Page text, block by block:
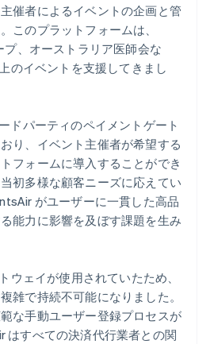
催者によるイベントの企画と管
このプラットフォームは、
、オーストラリア医師会な
のイベントを支援してきまし
ドパーティのペイメントゲート
り、イベント主催者が希望する
フォームに導入することができ
初多様な顧客ニーズに応えてい
がユーザーに一貫した高品
能力に影響を及ぼす課題を生み
ウェイが使用されていたため、
雑で持続不可能になりました。
な手動ユーザー登録プロセスが
はすべての決済代行業者との関